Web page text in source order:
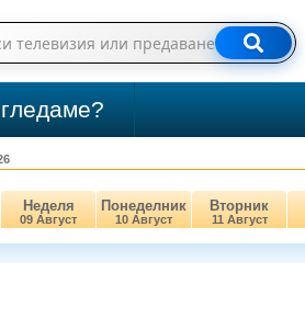
Неделя
09 Август
Понеделник
10 Август
Вторник
11 Август